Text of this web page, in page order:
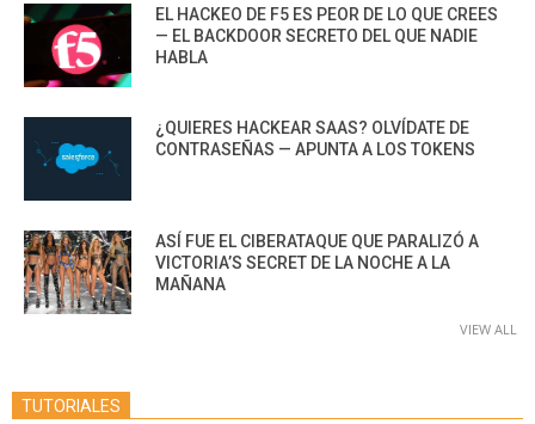
EL HACKEO DE F5 ES PEOR DE LO QUE CREES
— EL BACKDOOR SECRETO DEL QUE NADIE
HABLA
¿QUIERES HACKEAR SAAS? OLVÍDATE DE
CONTRASEÑAS — APUNTA A LOS TOKENS
ASÍ FUE EL CIBERATAQUE QUE PARALIZÓ A
VICTORIA’S SECRET DE LA NOCHE A LA
MAÑANA
VIEW ALL
TUTORIALES